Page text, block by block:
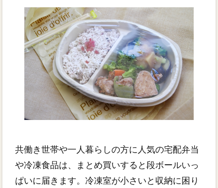
共働き世帯や一人暮らしの方に人気の宅配弁当
や冷凍食品は、まとめ買いすると段ボールいっ
ぱいに届きます。冷凍室が小さいと収納に困り